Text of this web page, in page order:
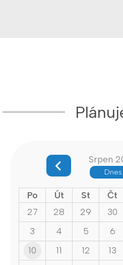
Srpen
Dnes
Po Út St Čt
27
28 29 30
3
4 5 6
10
11 12 13